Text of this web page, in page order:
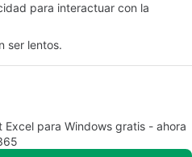
para interactuar con la
ser lentos.
Excel para Windows gratis - ahora